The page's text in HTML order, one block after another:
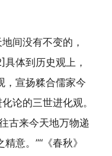
间没有不变的，
体到历史观上，
，宣扬糅合儒家今
论的三世进化观。
古来今天地万物递
意。”“《春秋》